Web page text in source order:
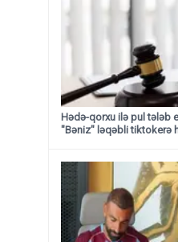
Hədə-qorxu ilə pul tələb
"Bəniz" ləqəbli tiktokerə